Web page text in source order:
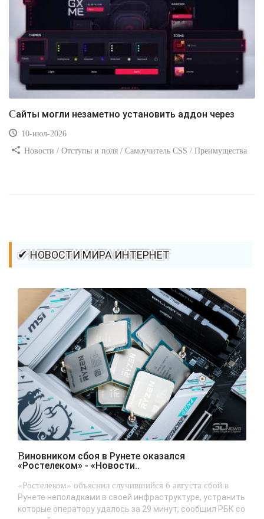
Сайты могли незаметно установить аддон через
10-июл-2026
Новости / Отступы и поля / Самоучитель CSS / Преимущества
✔ НОВОСТИ МИРА ИНТЕРНЕТ
Виновником сбоя в Рунете оказался
«Ростелеком» - «Новости..
«Ростелеком» объяснил случившийся 6 августа сбой в
Рунете неполадками в своей инфраструктуре, устранить
которые оператору удалось за 29 минут, сообщил РБК со